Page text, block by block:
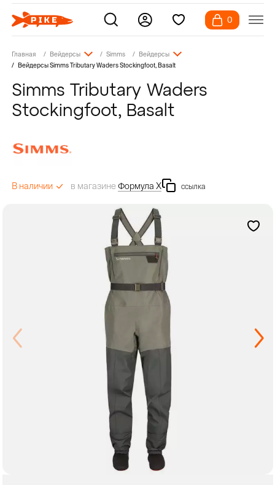
0
Главная Вейдерсы Simms
Вейдерсы
Вейдерсы Simms Tributary Waders Stockingfoot, Basalt
Simms Tributary Waders
Stockingfoot, Basalt
В наличии в магазинеФормула Х ссылка